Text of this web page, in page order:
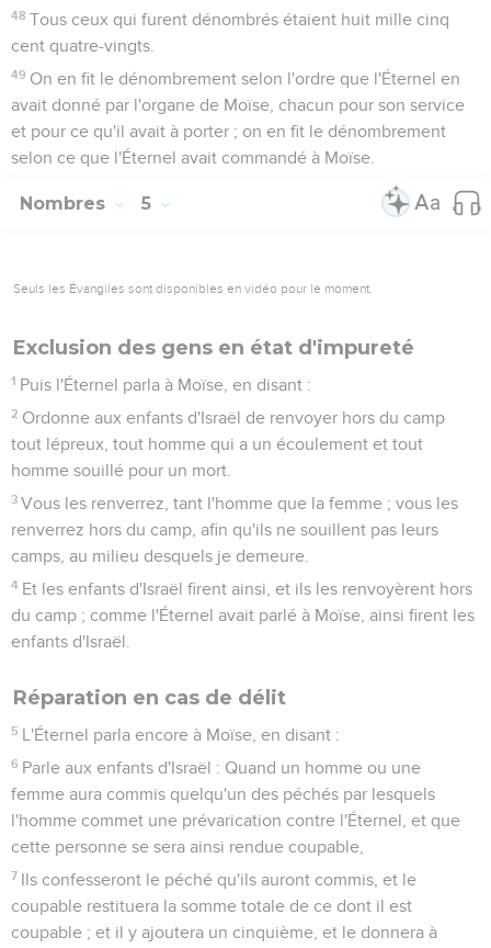
48 Tous ceux qui furent dénombrés étaient huit mille cinq
cent quatre-vingts.
49 On en fit le dénombrement selon l'ordre que l'Éternel en
avait donné par l'organe de Moïse, chacun pour son service
et pour ce qu'il avait à porter ; on en fit le dénombrement
selon ce que l'Éternel avait commandé à Moïse.
Nombres 5
Seuls les Évangiles sont disponibles en vidéo pour le moment.
Exclusion des gens en état d'impureté
1 Puis l'Éternel parla à Moïse, en disant :
2 Ordonne aux enfants d'Israël de renvoyer hors du camp
tout lépreux, tout homme qui a un écoulement et tout
homme souillé pour un mort.
3 Vous les renverrez, tant l'homme que la femme ; vous les
renverrez hors du camp, afin qu'ils ne souillent pas leurs
camps, au milieu desquels je demeure.
4 Et les enfants d'Israël firent ainsi, et ils les renvoyèrent hors
du camp ; comme l'Éternel avait parlé à Moïse, ainsi firent les
enfants d'Israël.
Réparation en cas de délit
5 L'Éternel parla encore à Moïse, en disant :
6 Parle aux enfants d'Israël : Quand un homme ou une
femme aura commis quelqu'un des péchés par lesquels
l'homme commet une prévarication contre l'Éternel, et que
cette personne se sera ainsi rendue coupable,
7 Ils confesseront le péché qu'ils auront commis, et le
coupable restituera la somme totale de ce dont il est
coupable ; et il y ajoutera un cinquième, et le donnera à